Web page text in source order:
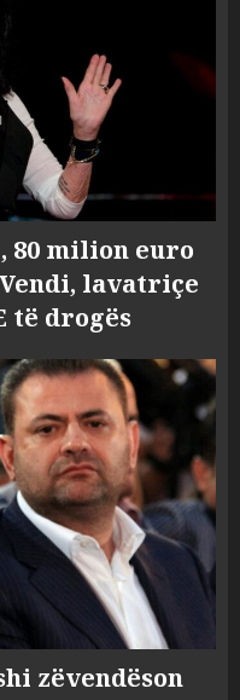
80 milion euro
lavatriçe
të drogës
zëvendëson